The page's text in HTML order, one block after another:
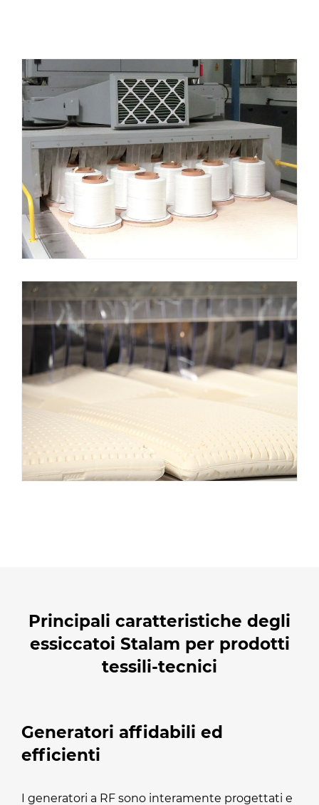
Principali caratteristiche degli
essiccatoi Stalam per prodotti
tessili-tecnici
Generatori affidabili ed
efficienti
I generatori a RF sono interamente progettati e